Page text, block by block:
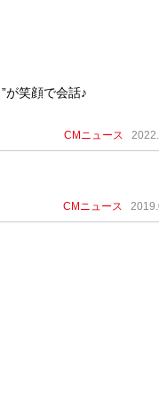
が笑顔で会話♪
CMニュース
CMニュース